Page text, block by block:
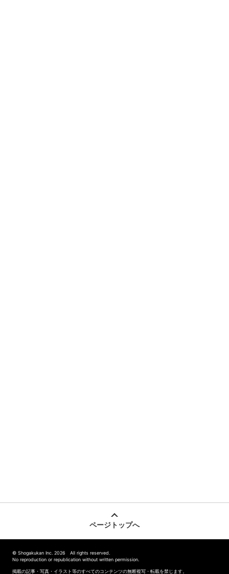
ページトップへ
© Shogakukan Inc. 2026 All rights reserved.
No reproduction or republication without written permission.
掲載の記事・写真・イラスト等のすべてのコンテンツの無断複写・転載を禁じます。